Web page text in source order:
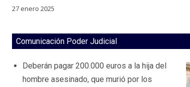
27 enero 2025
Comunicación Poder Judicial
Deberán pagar 200.000 euros a la hija del
hombre asesinado, que murió por los